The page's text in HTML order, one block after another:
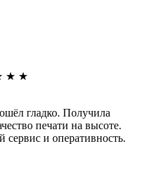
★ ★
гладко. Получила
печати на высоте.
и оперативность.